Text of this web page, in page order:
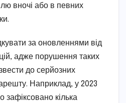
вночі або в певних
за оновленнями від
адже порушення таких
до серйозних
Наприклад, у 2023
зафіксовано кілька